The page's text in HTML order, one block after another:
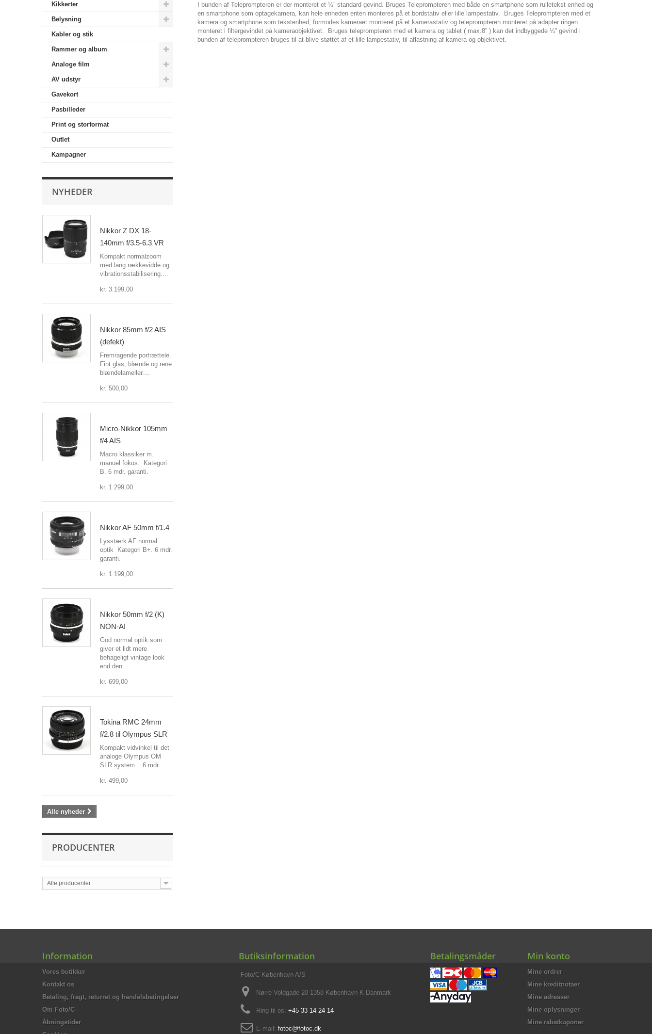
Kikkerter
Belysning
Kabler og stik
Rammer og album
Analoge film
AV udstyr
Gavekort
Pasbilleder
Print og storformat
Outlet
Kampagner
NYHEDER
Nikkor Z DX 18-
140mm f/3.5-6.3 VR
Kompakt normalzoom
med lang rækkevidde og
vibrationsstabilisering....
kr. 3.199,00
Nikkor 85mm f/2 AIS
(defekt)
Fremragende portrættele.
Fint glas, blænde og rene
blændelameller....
kr. 500,00
Micro-Nikkor 105mm
f/4 AIS
Macro klassiker m.
manuel fokus. Kategori
B. 6 mdr. garanti.
kr. 1.299,00
Nikkor AF 50mm f/1.4
Lysstærk AF normal
optik Kategori B+. 6 mdr.
garanti.
kr. 1.199,00
Nikkor 50mm f/2 (K)
NON-AI
God normal optik som
giver et lidt mere
behageligt vintage look
end den...
kr. 699,00
Tokina RMC 24mm
f/2.8 til Olympus SLR
Kompakt vidvinkel til det
analoge Olympus OM
SLR system. 6 mdr....
kr. 499,00
Alle nyheder
PRODUCENTER
Alle producenter
I bunden af Teleprompteren er der monteret et ¼” standard gevind. Bruges Teleprompteren med både en smartphone som rulletekst enhed og
en smartphone som optagekamera, kan hele enheden enten monteres på et bordstativ eller lille lampestativ.
Bruges Teleprompteren med et
kamera og smartphone som tekstenhed, formodes kameraet monteret på et kamerastativ og teleprompteren monteret på adapter ringen
monteret i filtergevindet på kameraobjektivet.
Bruges teleprompteren med et kamera og tablet ( max.8” ) kan det indbyggede ¼” gevind i
bunden af teleprompteren bruges til at blive støttet af et lille lampestativ, til aflastning af kamera og objektivet.
Information
Vores butikker
Kontakt os
Betaling, fragt, returret og handelsbetingelser
Om Foto/C
Åbningstider
Butiksinformation
Foto/C København A/S
Nørre Voldgade 20 1358 København K Danmark
Ring til os: +45 33 14 24 14
E-mail: fotoc@fotoc.dk
Betalingsmåder Min konto
Mine ordrer
Mine kreditnotaer
Mine adresser
Mine oplysninger
Mine rabatkuponer